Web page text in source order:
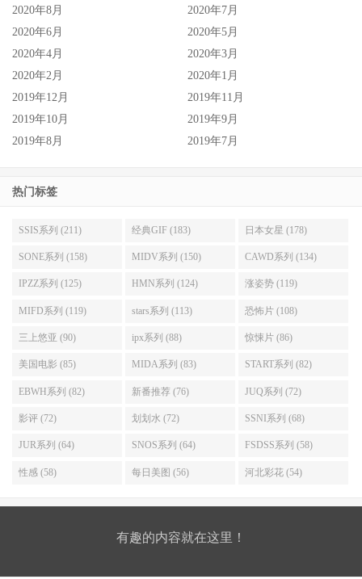
2020年8月
2020年7月
2020年6月
2020年5月
2020年4月
2020年3月
2020年2月
2020年1月
2019年12月
2019年11月
2019年10月
2019年9月
2019年8月
2019年7月
热门标签
SSIS系列 (211) 经典GIF (183) 日本女星 (178)
SONE系列 (158) MIDV系列 (150) CAWD系列 (134)
IPZZ系列 (125) HMN系列 (124) 涨姿势 (119)
MIFD系列 (119) stars系列 (113) 恐怖片 (108)
三上悠亚 (90) ipx系列 (88) 惊悚片 (86)
美国电影 (85) MIDA系列 (83) START系列 (82)
EBWH系列 (82) 新番推荐 (76) JUQ系列 (72)
影评 (72) 划划水 (72) SSNI系列 (68)
JUR系列 (64) SNOS系列 (64) FSDSS系列 (58)
性感 (58) 每日美图 (56) 河北彩花 (54)
有趣的内容就在这里！